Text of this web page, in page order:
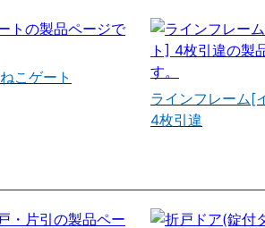
ねこゲート
ラインフレーム[
4枚引違